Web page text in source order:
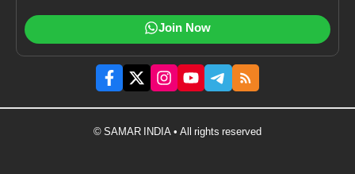
Join Now
© SAMAR INDIA • All rights reserved